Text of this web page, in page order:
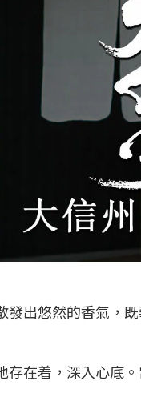
出悠然的香氣，
在着，深入心底